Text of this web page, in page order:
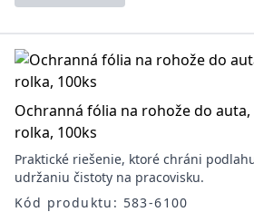
Ochranná fólia na rohože do
rolka, 100ks
Praktické riešenie, ktoré chráni
udržaniu čistoty na pracovisku.
Kód produktu: 583-6100